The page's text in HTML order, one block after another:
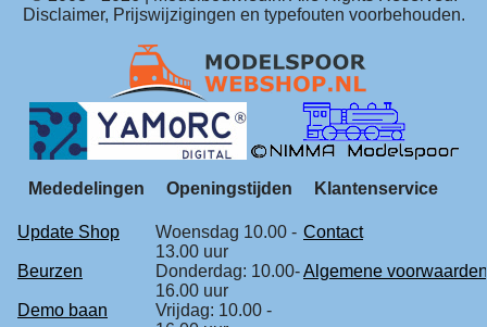
Disclaimer, Prijswijzigingen en typefouten voorbehouden.
Mededelingen Openingstijden Klantenservice
Update Shop
Woensdag 10.00 -
13.00 uur
Contact
Beurzen
Donderdag: 10.00-
16.00 uur
Algemene voorwaarden
Demo baan
Vrijdag: 10.00 -